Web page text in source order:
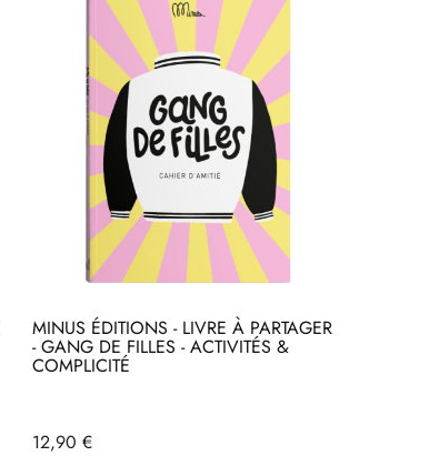
MINUS ÉDITIONS - LIVRE À PARTAGER
- GANG DE FILLES - ACTIVITÉS &
COMPLICITÉ
Prix
12,90 €